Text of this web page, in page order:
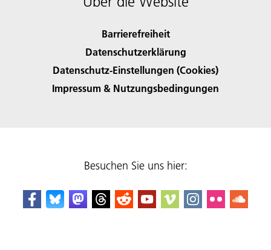
Barrierefreiheit
Datenschutzerklärung
Datenschutz-Einstellungen (Cookies)
Impressum & Nutzungsbedingungen
Besuchen Sie uns hier: